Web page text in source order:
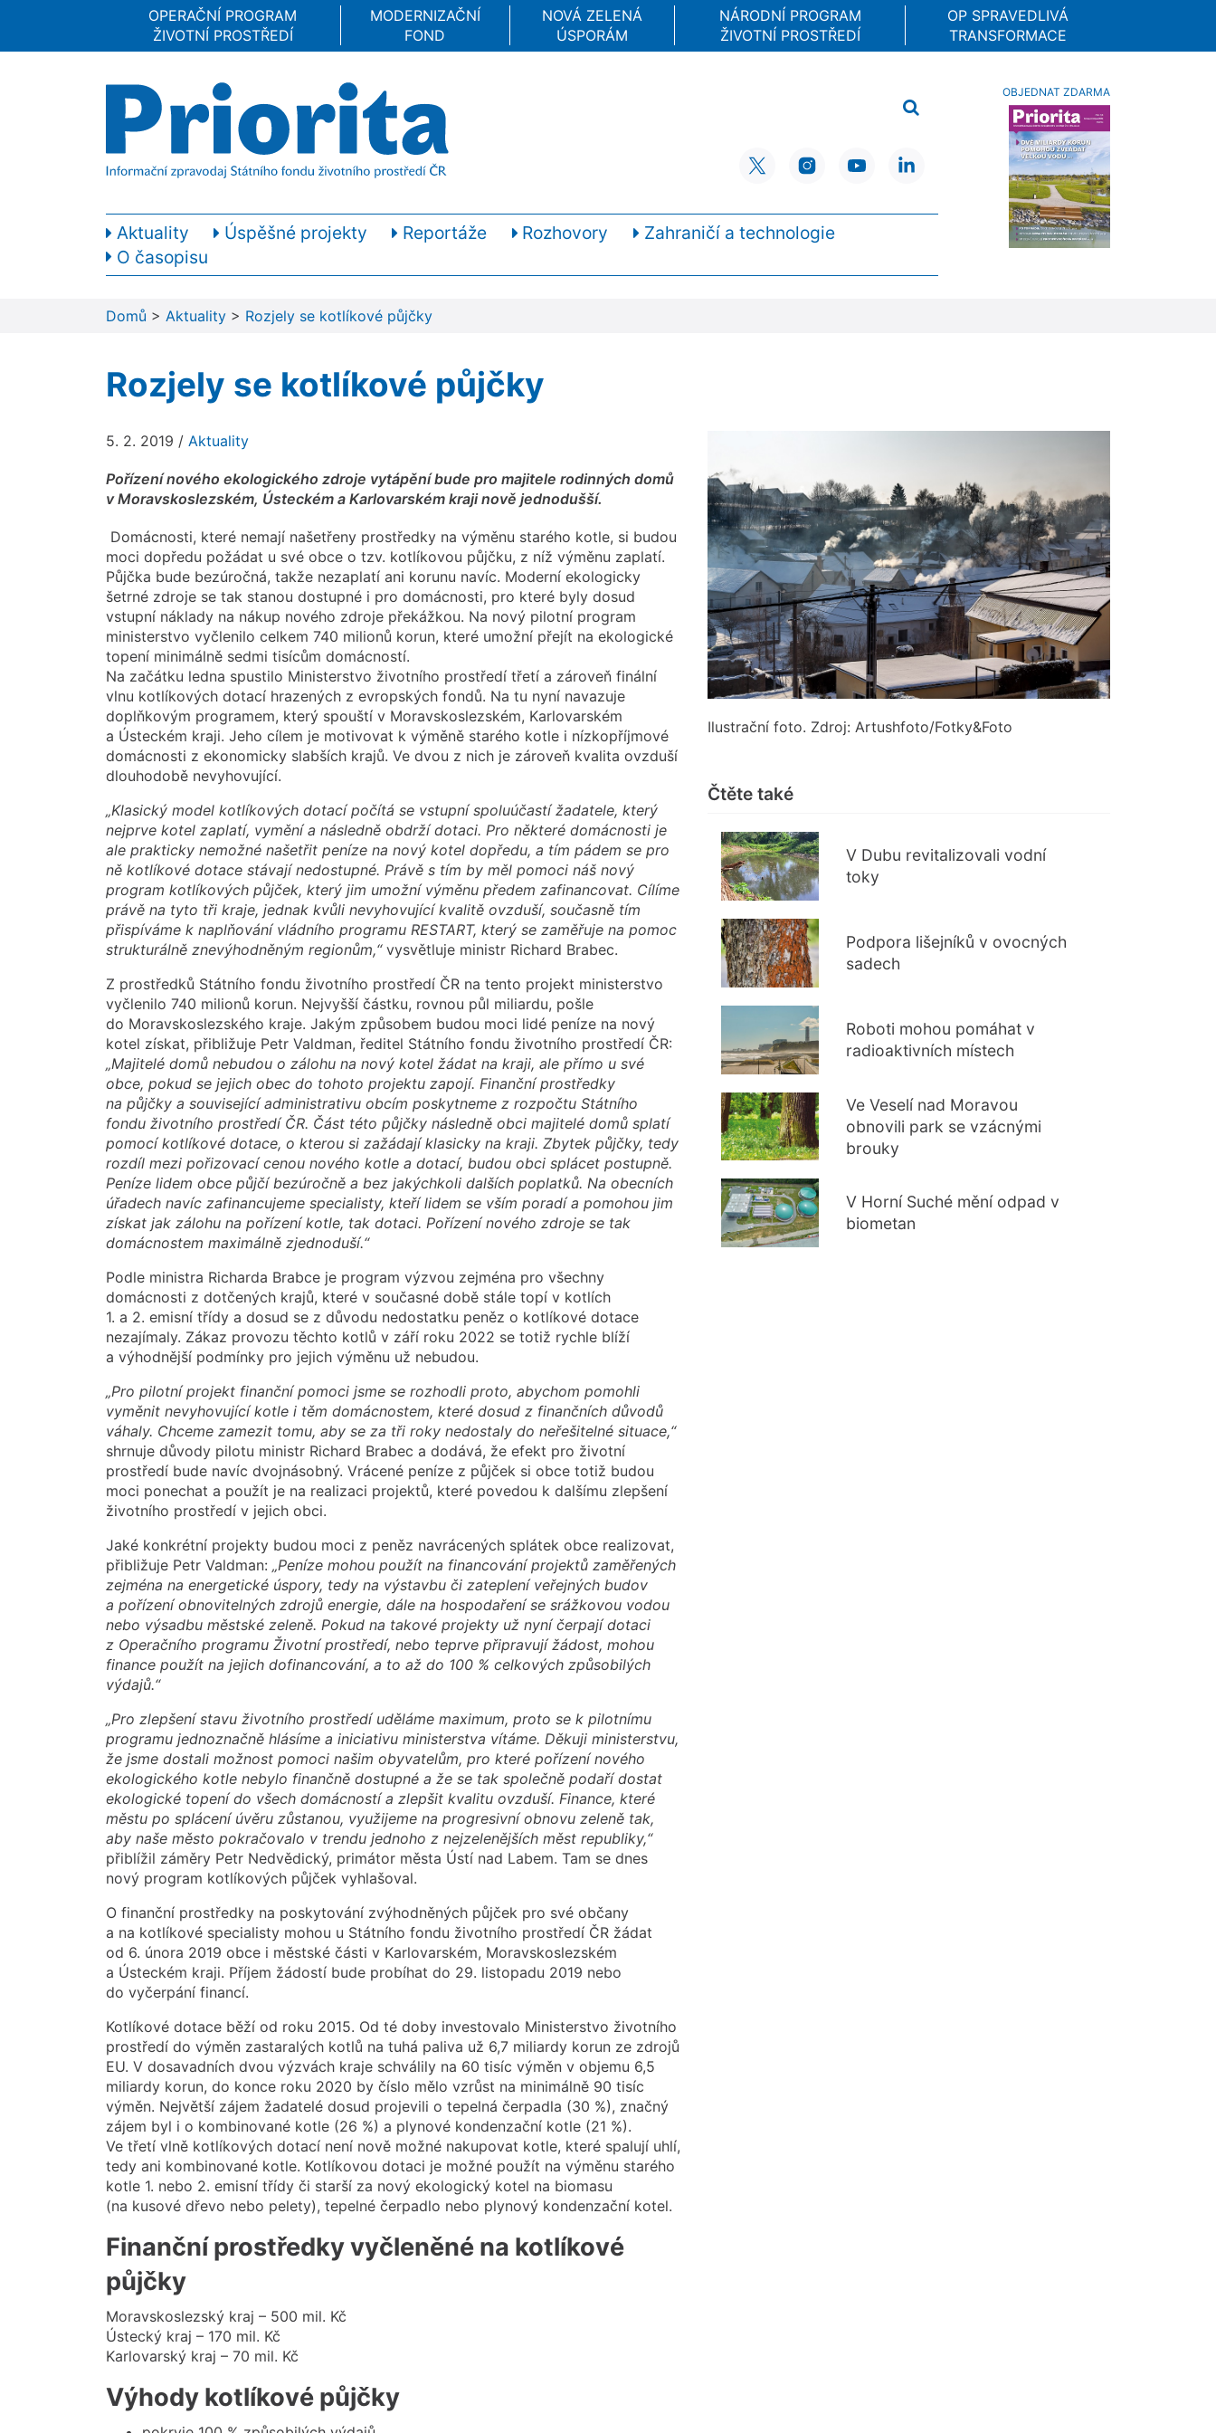
OPERAČNÍ PROGRAM
ŽIVOTNÍ PROSTŘEDÍ
MODERNIZAČNÍ
FOND
NOVÁ ZELENÁ
ÚSPORÁM
NÁRODNÍ PROGRAM
ŽIVOTNÍ PROSTŘEDÍ
OP SPRAVEDLIVÁ
TRANSFORMACE
Aktuality Úspěšné projekty Reportáže Rozhovory
Zahraničí a technologie
O časopisu
OBJEDNAT ZDARMA
Domů > Aktuality > Rozjely se kotlíkové půjčky
Rozjely se kotlíkové půjčky
5. 2. 2019 / Aktuality
Pořízení nového ekologického zdroje vytápění bude pro majitele rodinných domů
v Moravskoslezském, Ústeckém a Karlovarském kraji nově jednodušší.
Domácnosti, které nemají našetřeny prostředky na výměnu starého kotle, si budou
moci dopředu požádat u své obce o tzv. kotlíkovou půjčku, z níž výměnu zaplatí.
Půjčka bude bezúročná, takže nezaplatí ani korunu navíc. Moderní ekologicky
šetrné zdroje se tak stanou dostupné i pro domácnosti, pro které byly dosud
vstupní náklady na nákup nového zdroje překážkou. Na nový pilotní program
ministerstvo vyčlenilo celkem 740 milionů korun, které umožní přejít na ekologické
topení minimálně sedmi tisícům domácností.
Na začátku ledna spustilo Ministerstvo životního prostředí třetí a zároveň finální
vlnu kotlíkových dotací hrazených z evropských fondů. Na tu nyní navazuje
doplňkovým programem, který spouští v Moravskoslezském, Karlovarském
a Ústeckém kraji. Jeho cílem je motivovat k výměně starého kotle i nízkopříjmové
domácnosti z ekonomicky slabších krajů. Ve dvou z nich je zároveň kvalita ovzduší
dlouhodobě nevyhovující.
„Klasický model kotlíkových dotací počítá se vstupní spoluúčastí žadatele, který
nejprve kotel zaplatí, vymění a následně obdrží dotaci. Pro některé domácnosti je
ale prakticky nemožné našetřit peníze na nový kotel dopředu, a tím pádem se pro
ně kotlíkové dotace stávají nedostupné. Právě s tím by měl pomoci náš nový
program kotlíkových půjček, který jim umožní výměnu předem zafinancovat. Cílíme
právě na tyto tři kraje, jednak kvůli nevyhovující kvalitě ovzduší, současně tím
přispíváme k naplňování vládního programu RESTART, který se zaměřuje na pomoc
strukturálně znevýhodněným regionům,“vysvětluje ministr Richard Brabec.
Z prostředků Státního fondu životního prostředí ČR na tento projekt ministerstvo
vyčlenilo 740 milionů korun. Nejvyšší částku, rovnou půl miliardu, pošle
do Moravskoslezského kraje. Jakým způsobem budou moci lidé peníze na nový
kotel získat, přibližuje Petr Valdman, ředitel Státního fondu životního prostředí ČR:
„Majitelé domů nebudou o zálohu na nový kotel žádat na kraji, ale přímo u své
obce, pokud se jejich obec do tohoto projektu zapojí. Finanční prostředky
na půjčky a související administrativu obcím poskytneme z rozpočtu Státního
fondu životního prostředí ČR. Část této půjčky následně obci majitelé domů splatí
pomocí kotlíkové dotace, o kterou si zažádají klasicky na kraji. Zbytek půjčky, tedy
rozdíl mezi pořizovací cenou nového kotle a dotací, budou obci splácet postupně.
Peníze lidem obce půjčí bezúročně a bez jakýchkoli dalších poplatků. Na obecních
úřadech navíc zafinancujeme specialisty, kteří lidem se vším poradí a pomohou jim
získat jak zálohu na pořízení kotle, tak dotaci. Pořízení nového zdroje se tak
domácnostem maximálně zjednoduší.“
Podle ministra Richarda Brabce je program výzvou zejména pro všechny
domácnosti z dotčených krajů, které v současné době stále topí v kotlích
1. a 2. emisní třídy a dosud se z důvodu nedostatku peněz o kotlíkové dotace
nezajímaly. Zákaz provozu těchto kotlů v září roku 2022 se totiž rychle blíží
a výhodnější podmínky pro jejich výměnu už nebudou.
„Pro pilotní projekt finanční pomoci jsme se rozhodli proto, abychom pomohli
vyměnit nevyhovující kotle i těm domácnostem, které dosud z finančních důvodů
váhaly. Chceme zamezit tomu, aby se za tři roky nedostaly do neřešitelné situace,“
shrnuje důvody pilotu ministr Richard Brabec a dodává, že efekt pro životní
prostředí bude navíc dvojnásobný. Vrácené peníze z půjček si obce totiž budou
moci ponechat a použít je na realizaci projektů, které povedou k dalšímu zlepšení
životního prostředí v jejich obci.
Jaké konkrétní projekty budou moci z peněz navrácených splátek obce realizovat,
přibližuje Petr Valdman: „Peníze mohou použít na financování projektů zaměřených
zejména na energetické úspory, tedy na výstavbu či zateplení veřejných budov
a pořízení obnovitelných zdrojů energie, dále na hospodaření se srážkovou vodou
nebo výsadbu městské zeleně. Pokud na takové projekty už nyní čerpají dotaci
z Operačního programu Životní prostředí, nebo teprve připravují žádost, mohou
finance použít na jejich dofinancování, a to až do 100 % celkových způsobilých
výdajů.“
„Pro zlepšení stavu životního prostředí uděláme maximum, proto se k pilotnímu
programu jednoznačně hlásíme a iniciativu ministerstva vítáme. Děkuji ministerstvu,
že jsme dostali možnost pomoci našim obyvatelům, pro které pořízení nového
ekologického kotle nebylo finančně dostupné a že se tak společně podaří dostat
ekologické topení do všech domácností a zlepšit kvalitu ovzduší. Finance, které
městu po splácení úvěru zůstanou, využijeme na progresivní obnovu zeleně tak,
aby naše město pokračovalo v trendu jednoho z nejzelenějších měst republiky,“
přiblížil záměry Petr Nedvědický, primátor města Ústí nad Labem. Tam se dnes
nový program kotlíkových půjček vyhlašoval.
O finanční prostředky na poskytování zvýhodněných půjček pro své občany
a na kotlíkové specialisty mohou u Státního fondu životního prostředí ČR žádat
od 6. února 2019 obce i městské části v Karlovarském, Moravskoslezském
a Ústeckém kraji. Příjem žádostí bude probíhat do 29. listopadu 2019 nebo
do vyčerpání financí.
Kotlíkové dotace běží od roku 2015. Od té doby investovalo Ministerstvo životního
prostředí do výměn zastaralých kotlů na tuhá paliva už 6,7 miliardy korun ze zdrojů
EU. V dosavadních dvou výzvách kraje schválily na 60 tisíc výměn v objemu 6,5
miliardy korun, do konce roku 2020 by číslo mělo vzrůst na minimálně 90 tisíc
výměn. Největší zájem žadatelé dosud projevili o tepelná čerpadla (30 %), značný
zájem byl i o kombinované kotle (26 %) a plynové kondenzační kotle (21 %).
Ve třetí vlně kotlíkových dotací není nově možné nakupovat kotle, které spalují uhlí,
tedy ani kombinované kotle. Kotlíkovou dotaci je možné použít na výměnu starého
kotle 1. nebo 2. emisní třídy či starší za nový ekologický kotel na biomasu
(na kusové dřevo nebo pelety), tepelné čerpadlo nebo plynový kondenzační kotel.
Finanční prostředky vyčleněné na kotlíkové
půjčky
Moravskoslezský kraj – 500 mil. Kč
Ústecký kraj – 170 mil. Kč
Karlovarský kraj – 70 mil. Kč
Výhody kotlíkové půjčky
Ilustrační foto. Zdroj: Artushfoto/Fotky&Foto
Čtěte také
V Dubu revitalizovali vodní
toky
Podpora lišejníků v ovocných
sadech
Roboti mohou pomáhat v
radioaktivních místech
Ve Veselí nad Moravou
obnovili park se vzácnými
brouky
V Horní Suché mění odpad v
biometan